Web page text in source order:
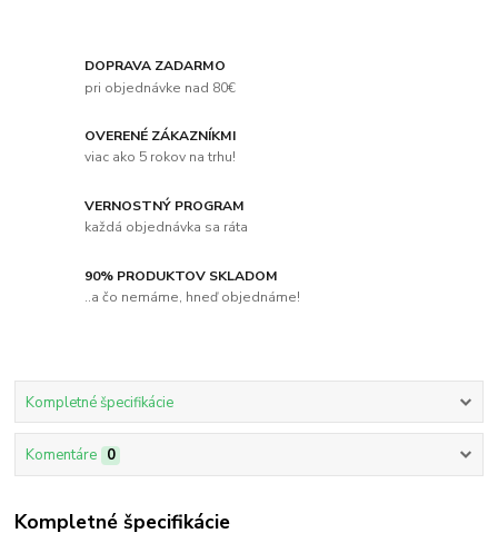
DOPRAVA ZADARMO
pri objednávke nad 80€
OVERENÉ ZÁKAZNÍKMI
viac ako 5 rokov na trhu!
VERNOSTNÝ PROGRAM
každá objednávka sa ráta
90% PRODUKTOV SKLADOM
..a čo nemáme, hneď objednáme!
Kompletné špecifikácie
Komentáre 0
Kompletné špecifikácie